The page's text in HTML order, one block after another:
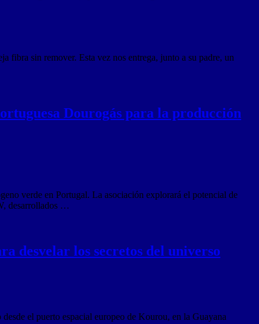
fibra sin remover. Esta vez nos entrega, junto a su padre, un
Dourogás para la producción
verde en Portugal. La asociación explorará el potencial de
desarrollados …
desvelar los secretos del universo
el puerto espacial europeo de Kourou, en la Guayana